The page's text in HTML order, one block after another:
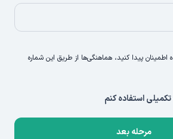
پیدا کنید، هماهنگی‌ها از طریق این شماره
استفاده کنم
مرحله بعد